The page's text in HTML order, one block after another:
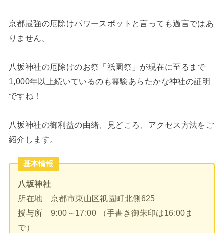
京都最強の厄除けパワースポットと言っても過言ではあ
りません。
八坂神社の厄除けのお祭「祇園祭」が現在に至るまで
1,000年以上続いているのも霊験あらたかな神社の証明
ですね！
八坂神社の御利益の由緒、見どころ、アクセス方法をご
紹介します。
基本情報
八坂神社
所在地 京都市東山区祇園町北側625
授与所 9:00～17:00 （手書き御朱印は16:00ま
で）